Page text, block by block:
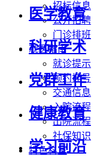
招标信息
公开招聘
门诊排班
就医指南
就诊提示
预约挂号
交通信息
入院流程
出院流程
社保知识
特色科室
医学教育
科研学术
党群工作
健康教育
学习前沿